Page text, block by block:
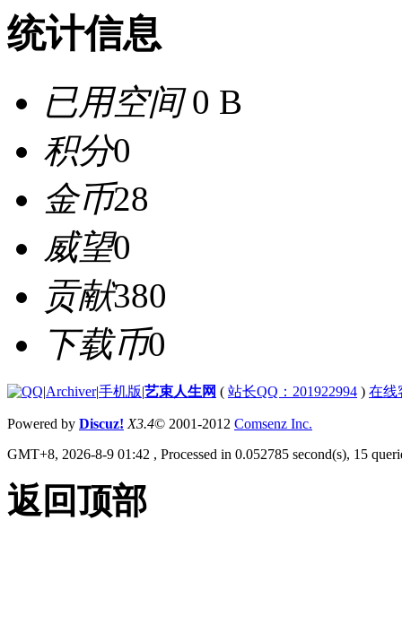
统计信息
已用空间0 B
积分0
金币28
威望0
贡献380
下载币0
|Archiver|手机版|艺束人生网 ( 站长QQ：201922994 ) 在线
Powered by Discuz! X3.4© 2001-2012 Comsenz Inc.
GMT+8, 2026-8-9 01:42 , Processed in 0.052785 second(s), 15
返回顶部